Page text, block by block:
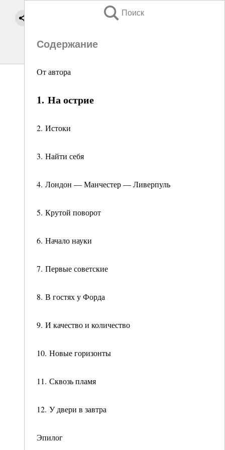
Поиск
Содержание
От автора
1. На острие
2. Истоки
3. Найти себя
4. Лондон — Манчестер — Ливерпуль
5. Крутой поворот
6. Начало науки
7. Первые советские
8. В гостях у Форда
9. И качество и количество
10. Новые горизонты
11. Сквозь пламя
12. У двери в завтра
Эпилог